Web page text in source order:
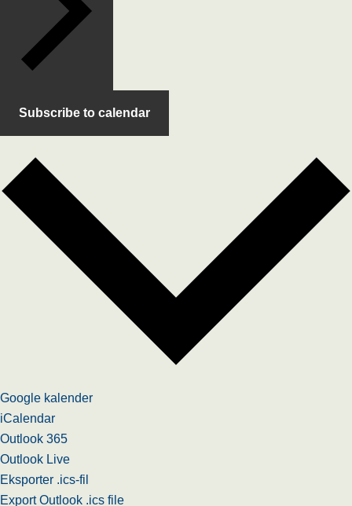
Subscribe to calendar
Google kalender
iCalendar
Outlook 365
Outlook Live
Eksporter .ics-fil
Export Outlook .ics file